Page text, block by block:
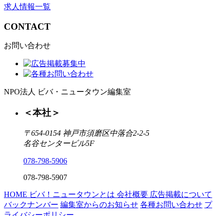
求人情報一覧
CONTACT
お問い合わせ
NPO法人 ビバ・ニュータウン編集室
＜本社＞
〒654-0154 神戸市須磨区中落合2-2-5
名谷センタービル5F
078-798-5906
078-798-5907
HOME ビバ！ニュータウンとは 会社概要 広告掲載について
バックナンバー 編集室からのお知らせ 各種お問い合わせ プ